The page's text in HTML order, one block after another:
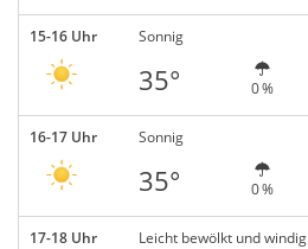
15-16 Uhr Sonnig
35° 0 %
16-17 Uhr Sonnig
35° 0 %
17-18 Uhr Leicht bewölkt und windig